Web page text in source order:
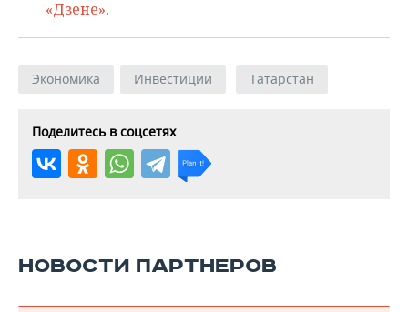
«Дзене».
Экономика Инвестиции Татарстан
Поделитесь в соцсетях
НОВОСТИ ПАРТНЕРОВ